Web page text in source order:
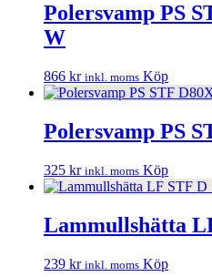
Polersvamp PS
W
866 kr inkl. moms Köp
Polersvamp PS
325 kr inkl. moms Köp
Lammullshätta
239 kr inkl. moms Köp